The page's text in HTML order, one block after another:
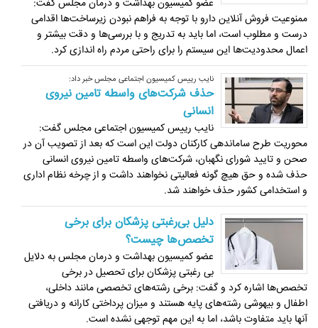
عضو کمیسیون بهداشت و درمان مجلس گفت:
ممنوعیت فروش آنلاین دارو با توجه به فراهم نبودن زیرساخت‌ها اقدامی
درست و مطلوب است، اما باید به تدریج و با بررسی‌ها و دقت بیشتر و
اعمال محدودیت‌ها این سیستم را برای راحتی مردم راه اندازی کرد.
نایب رییس کمیسیون اجتماعی مجلس خبر داد:
حذف شرکت‌های واسطه تامین نیروی
انسانی
نایب رییس کمیسیون اجتماعی مجلس گفت:
محوریت طرح ساماندهی کارکنان دولت این است که بعد از تصویب آن در
صحن و تایید شورای نگهبان، شرکت‌های واسطه تامین نیروی انسانی
حذف شده و حق هیچ گونه فعالیتی نخواهند داشت و از چرخه نظام اداری
و استخدامی کشور حذف خواهند شد.
دلیل بی‌رغبتی پزشکان برای برخی
تخصص‌ها چیست؟
عضو کمیسیون بهداشت و درمان مجلس به دلایل
بی رغبتی پزشکان برای تحصیل در برخی
تخصص‌ها اشاره کرد و گفت: برخی رشته‌های تخصصی مانند داخلی،
اطفال و بیهوشی رشته‌های پایه هستند و میزان پرداختی کارانه و دریافتی
آنها باید متفاوت باشد، اما به این مهم توجهی نشده است.